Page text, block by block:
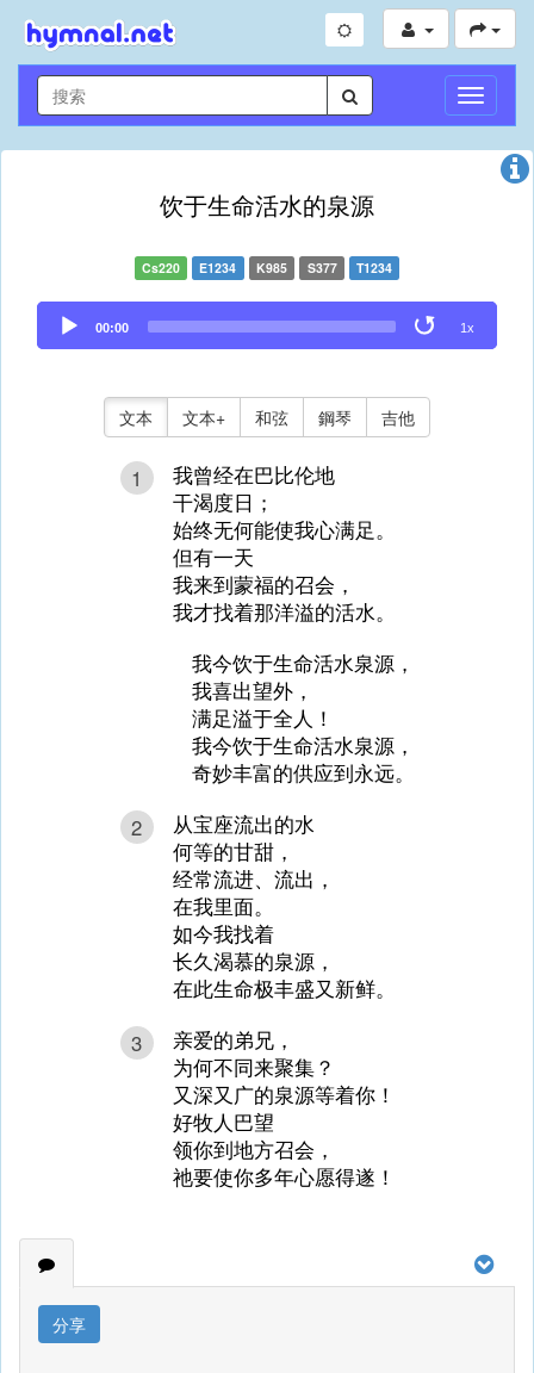
切
換
導
饮于生命活水的泉源
Cs220 E1234 K985 S377 T1234
Audio
Player
00:00 1x
文本 文本+ 和弦 鋼琴 吉他
1
我曾经在巴比伦地
干渴度日；
始终无何能使我心满足。
但有一天
我来到蒙福的召会，
我才找着那洋溢的活水。
我今饮于生命活水泉源，
我喜出望外，
满足溢于全人！
我今饮于生命活水泉源，
奇妙丰富的供应到永远。
2
从宝座流出的水
何等的甘甜，
经常流进、流出，
在我里面。
如今我找着
长久渴慕的泉源，
在此生命极丰盛又新鲜。
3
亲爱的弟兄，
为何不同来聚集？
又深又广的泉源等着你！
好牧人巴望
领你到地方召会，
祂要使你多年心愿得遂！
分享